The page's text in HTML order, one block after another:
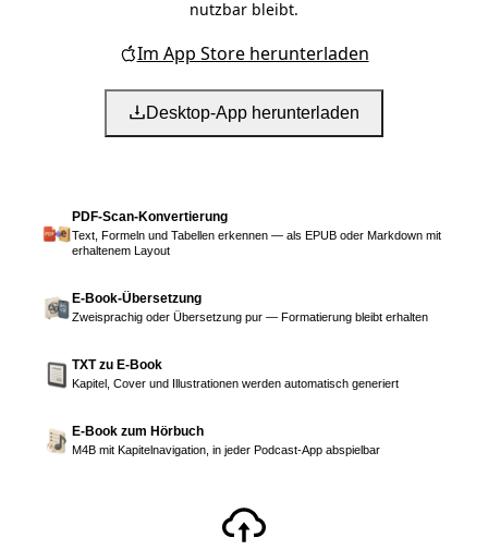
nutzbar bleibt.
Im App Store herunterladen
Desktop-App herunterladen
PDF-Scan-Konvertierung
Text, Formeln und Tabellen erkennen — als EPUB oder Markdown mit
erhaltenem Layout
E-Book-Übersetzung
Zweisprachig oder Übersetzung pur — Formatierung bleibt erhalten
TXT zu E-Book
Kapitel, Cover und Illustrationen werden automatisch generiert
E-Book zum Hörbuch
M4B mit Kapitelnavigation, in jeder Podcast-App abspielbar